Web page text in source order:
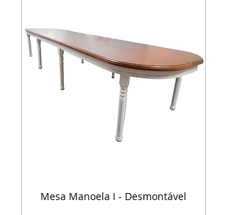
Mesa Manoela I - Desmontável